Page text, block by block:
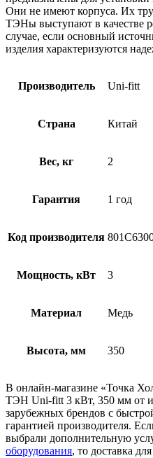
Они не имеют корпуса. Их
ТЭНы выступают в качестве
случае, если основный
изделия характеризуются
Производитель Uni-fitt
Страна Китай
Вес, кг 2
Гарантия 1 год
Код производителя
Мощность, кВт 3
Материал Медь
Высота, мм 350
В онлайн-магазине «Точка
ТЭН Uni-fitt 3 кВт, 350 мм от
зарубежных брендов с
гарантией производителя.
выбрали дополнительную
оборудования, то доставка